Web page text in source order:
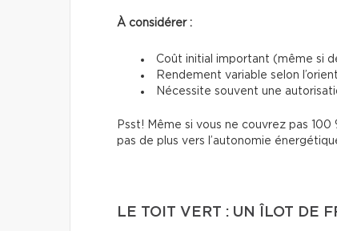
À considérer :
Coût initial important (même si
Rendement variable selon
Nécessite souvent une
Psst! Même si vous ne couvrez pas
pas de plus vers l’autonomie
LE TOIT VERT : UN ÎLOT DE